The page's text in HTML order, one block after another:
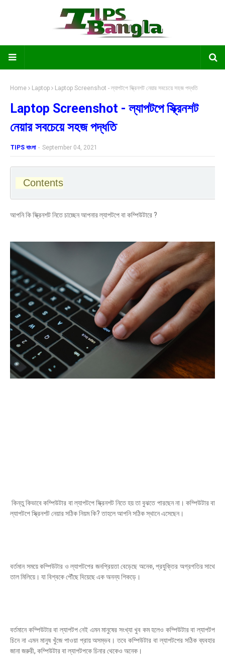
Home Laptop Laptop Screenshot - ল্যাপটপে স্ক্রিনশট নেয়ার সবচেয়ে সহজ পদ্ধতি
Laptop Screenshot - ল্যাপটপে স্ক্রিনশট
নেয়ার সবচেয়ে সহজ পদ্ধতি
TIPS বাংলা - September 04, 2021
Contents
আপনি কি স্ক্রিনশট নিতে চাচ্ছেন আপনার ল্যাপটপে বা কম্পিউটারে ?
কিন্তু কিভাবে কম্পিউটার বা ল্যাপটপে স্ক্রিনশট নিতে হয় তা বুঝতে পারছেন না। কম্পিউটার বা
ল্যাপটপে স্ক্রিনশট নেয়ার সঠিক নিয়ম কি? তাহলে আপনি সঠিক স্থানে এসেছেন।
বর্তমান সময়ে কম্পিউটার ও ল্যাপটপের জনপ্রিয়তা বেড়েছে অনেক, প্রযুক্তির অগ্রগতির সাথে
তাল মিলিয়ে। যা বিশ্বকে পৌঁছে দিয়েছে এক অনন্য শিকড়ে।
বর্তমানে কম্পিউটার বা ল্যাপটপ নেই এমন মানুষের সংখ্যা খুব কম হলেও কম্পিউটার বা ল্যাপটপ
চিনে না এমন মানুষ খুঁজে পাওয়া প্রায় অসম্ভব। তবে কম্পিউটার বা ল্যাপটপের সঠিক ব্যবহার
জানা জরুরী, কম্পিউটার বা ল্যাপটপকে চিনার থেকেও অনেক।